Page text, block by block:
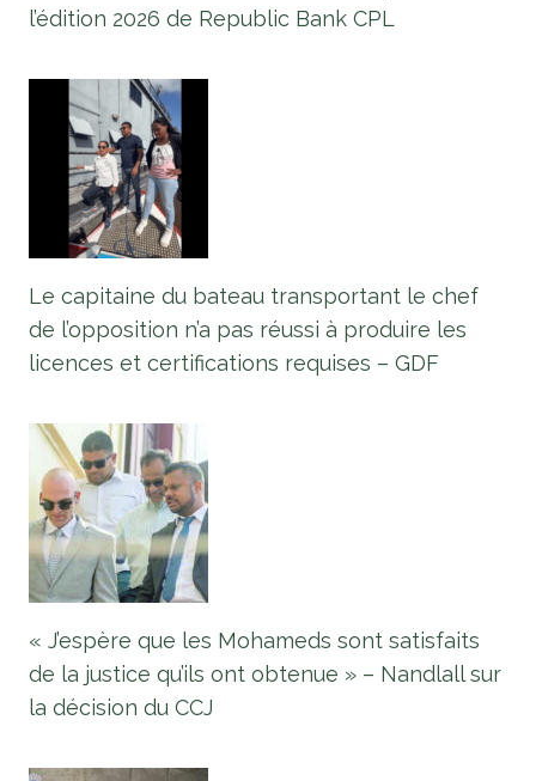
l’édition 2026 de Republic Bank CPL
Le capitaine du bateau transportant le chef
de l’opposition n’a pas réussi à produire les
licences et certifications requises – GDF
« J’espère que les Mohameds sont satisfaits
de la justice qu’ils ont obtenue » – Nandlall sur
la décision du CCJ